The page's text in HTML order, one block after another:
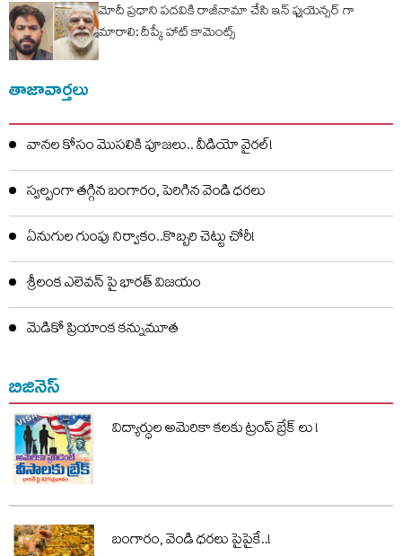
మోదీ ప్రధాని పదవికి రాజీనామా చేసి ఇన్ ఫ్లుయెన్సర్ గా
మారాలి: దీప్కే హాట్ కామెంట్స్
Karthik | అన్వేషణ హీరో కార్తీక్‌ని
చూసి షాక్ అవుతున్న అభిమానులు..
ఇలా మారిపోయాడేంటి..!
Karthik | ఒకప్పుడు తెలుగు, తమిళ సినీ ప్రేక్షకుల
హృదయాలను తన నటనతో, చిరునవ్వుతో కట్టిపడేసిన హీరో
సీనియర్ దర్శకుడు భారతిరాజా అంత్యక్రియలకు హాజరైన
కార్తీక్‌ను చూసిన సినీ అభిమానులు ఒక్కసారిగా షాక్‌కు
గురయ్యారు. ఒకప్పుడు లవర్ బాయ్ ఇమేజ్‌తో వెండితెరపై
మెరిసిన ఆయన ఇప్పుడు ఆరోగ్య సమస్యల కారణంగా చాలా